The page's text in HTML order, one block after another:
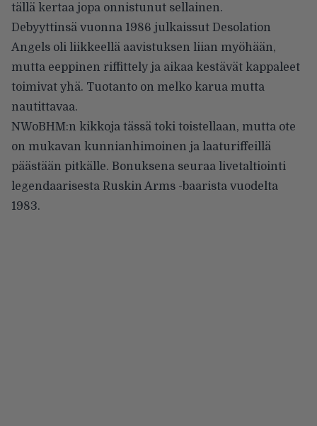
tällä kertaa jopa onnistunut sellainen.
Debyyttinsä vuonna 1986 julkaissut Desolation
Angels oli liikkeellä aavistuksen liian myöhään,
mutta eeppinen riffittely ja aikaa kestävät kappaleet
toimivat yhä. Tuotanto on melko karua mutta
nautittavaa.
NWoBHM:n kikkoja tässä toki toistellaan, mutta ote
on mukavan kunnianhimoinen ja laaturiffeillä
päästään pitkälle. Bonuksena seuraa livetaltiointi
legendaarisesta Ruskin Arms -baarista vuodelta
1983.